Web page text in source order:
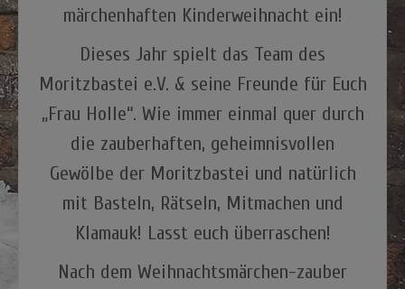
märchenhaften Kinderweihnacht ein!
Dieses Jahr spielt das Team des
Moritzbastei e.V. & seine Freunde für Euch
„Frau Holle“. Wie immer einmal quer durch
die zauberhaften, geheimnisvollen
Gewölbe der Moritzbastei und natürlich
mit Basteln, Rätseln, Mitmachen und
Klamauk! Lasst euch überraschen!
Nach dem Weihnachtsmärchen-zauber